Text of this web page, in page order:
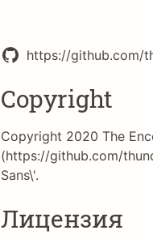
https://github.com/
Copyright
Copyright 2020 The
(https://github.com/
Sans\'.
Лицензия